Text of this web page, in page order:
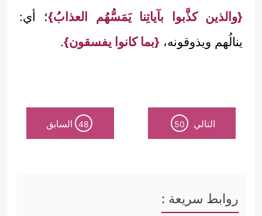
{والذين كذَّبوا بآياتِنا يَمَسُّهُم العذابُ}؛ أي:
ينالُهم ويذوقونه، {بما كانوا يفسقون}.
التالي 50
48 السابق
روابط سريعة :